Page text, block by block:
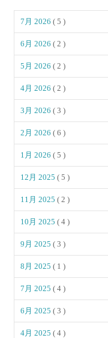
7月 2026( 5 )
6月 2026( 2 )
5月 2026( 2 )
4月 2026( 2 )
3月 2026( 3 )
2月 2026( 6 )
1月 2026( 5 )
12月 2025( 5 )
11月 2025( 2 )
10月 2025( 4 )
9月 2025( 3 )
8月 2025( 1 )
7月 2025( 4 )
6月 2025( 3 )
4月 2025( 4 )